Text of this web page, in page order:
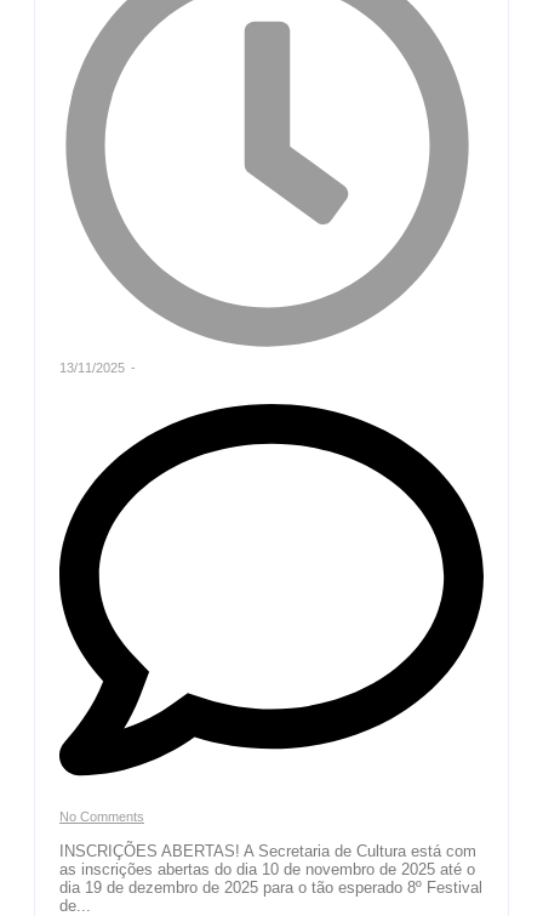
13/11/2025 -
No Comments
INSCRIÇÕES ABERTAS! A Secretaria de Cultura está com
as inscrições abertas do dia 10 de novembro de 2025 até o
dia 19 de dezembro de 2025 para o tão esperado 8º Festival
de...